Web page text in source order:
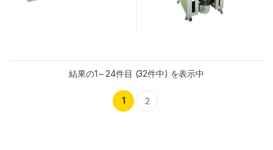
結果の1～24件目 (32件中) を表示中
1 2